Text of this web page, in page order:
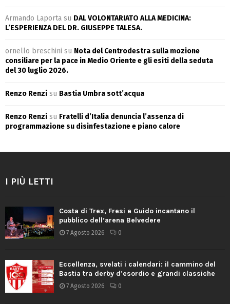
Armando Laporta su DAL VOLONTARIATO ALLA MEDICINA:
L’ESPERIENZA DEL DR. GIUSEPPE TALESA.
ornello breschini su Nota del Centrodestra sulla mozione
consiliare per la pace in Medio Oriente e gli esiti della seduta
del 30 luglio 2026.
Renzo Renzi su Bastia Umbra sott’acqua
Renzo Renzi su Fratelli d’Italia denuncia l’assenza di
programmazione su disinfestazione e piano calore
I PIÙ LETTI
Costa di Trex, Fresi e Guido incantano il
pubblico dell’arena Belvedere
7 Agosto 2026 0
Eccellenza, svelati i calendari: il cammino del
Bastia tra derby d’esordio e grandi classiche
7 Agosto 2026 0